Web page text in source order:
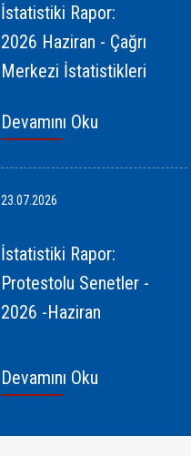
İstatistiki Rapor:
2026 Haziran - Çağrı
Merkezi İstatistikleri
Devamını Oku
23.07.2026
İstatistiki Rapor:
Protestolu Senetler -
2026 -Haziran
Devamını Oku